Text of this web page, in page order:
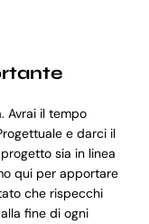
Avrai il tempo
e darci il
sia in linea
qui per apportare
che rispecchi
fine di ogni